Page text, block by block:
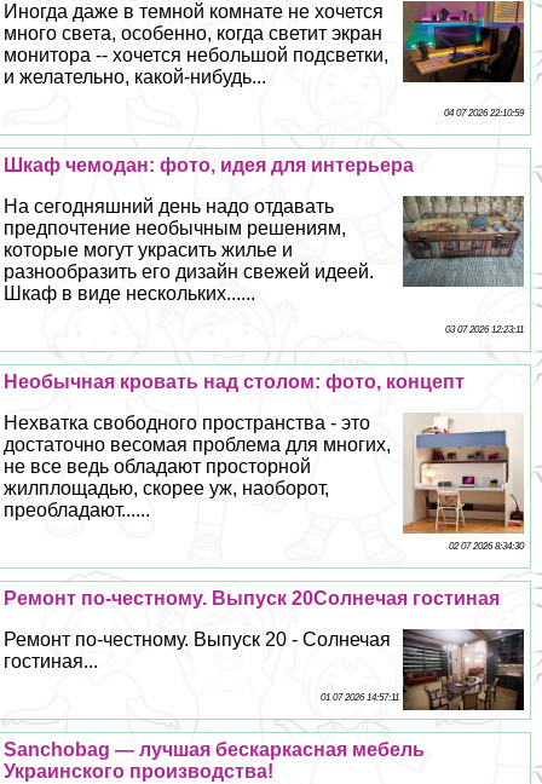
Иногда даже в темной комнате не хочется
много света, особенно, когда светит экран
монитора -- хочется небольшой подсветки,
и желательно, какой-нибудь...
04 07 2026 22:10:59
Шкаф чемодан: фото, идея для интерьера
На сегодняшний день надо отдавать
предпочтение необычным решениям,
которые могут украсить жилье и
разнообразить его дизайн свежей идеей.
Шкаф в виде нескольких......
03 07 2026 12:23:11
Необычная кровать над столом: фото, концепт
Нехватка свободного прострaнcтва - это
достаточно весомая проблема для многих,
не все ведь обладают просторной
жилплощадью, скорее уж, наоборот,
преобладают......
02 07 2026 8:34:30
Ремонт по-честному. Выпуск 20Солнечая гостиная
Ремонт по-честному. Выпуск 20 - Солнечая
гостиная...
01 07 2026 14:57:11
Sanchobag — лучшая бескаркасная мебель
Украинского производства!